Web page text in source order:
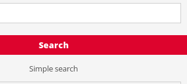
Search
Simple search